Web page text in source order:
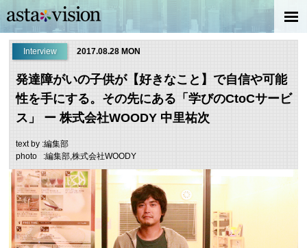
Interview 2017.08.28 MON
発達障がいの子供が【好きなこと】で自信や可能
性を手にする。その先にある「学びのCtoCサービ
ス」 ー 株式会社WOODY 中里祐次
text by :編集部
photo :編集部,株式会社WOODY